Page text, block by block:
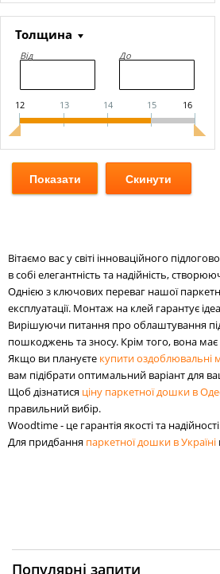
Толщина
Від До
12 13 14 15 16
Вітаємо вас у світі інноваційного
в собі елегантність та надійність,
Однією з ключових переваг нашої
експлуатації. Монтаж на клей гарантує
Вирішуючи питання про облаштування
пошкоджень та зносу. Крім того, вона
Якщо ви плануєте купити оздоблювальні
вам підібрати оптимальний варіант для
Щоб дізнатися ціну паркетної дошки в
правильний вибір.
Woodtime - це гарантія якості та
Для придбання паркетної дошки в Україні
Популярні запити